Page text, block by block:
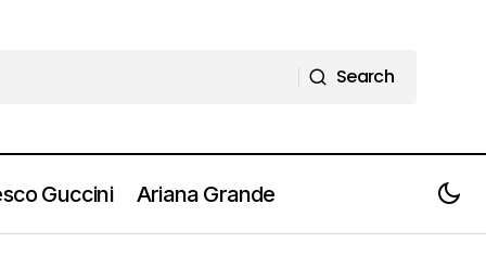
Search
Guccini Ariana Grande